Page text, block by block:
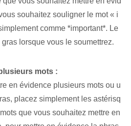
souhaitez souligner le mot « i
comme *important*. Le
lorsque vous le soumettrez.
mots :
en évidence plusieurs mots ou u
placez simplement les astérisq
que vous souhaitez mettre en